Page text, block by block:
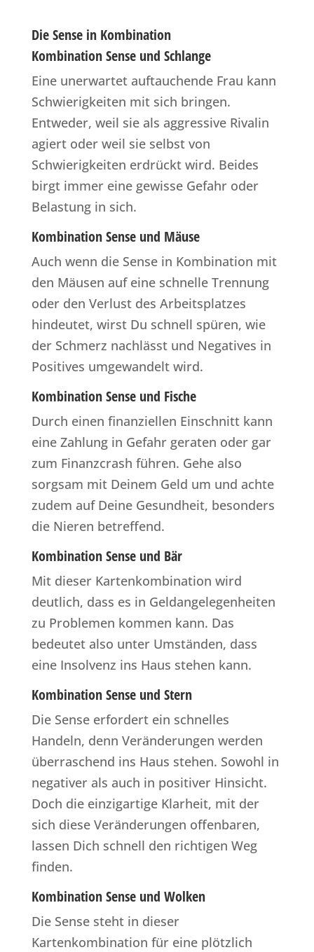
Die Sense in Kombination
Kombination Sense und Schlange
Eine unerwartet auftauchende Frau kann
Schwierigkeiten mit sich bringen.
Entweder, weil sie als aggressive Rivalin
agiert oder weil sie selbst von
Schwierigkeiten erdrückt wird. Beides
birgt immer eine gewisse Gefahr oder
Belastung in sich.
Kombination Sense und Mäuse
Auch wenn die Sense in Kombination mit
den Mäusen auf eine schnelle Trennung
oder den Verlust des Arbeitsplatzes
hindeutet, wirst Du schnell spüren, wie
der Schmerz nachlässt und Negatives in
Positives umgewandelt wird.
Kombination Sense und Fische
Durch einen finanziellen Einschnitt kann
eine Zahlung in Gefahr geraten oder gar
zum Finanzcrash führen. Gehe also
sorgsam mit Deinem Geld um und achte
zudem auf Deine Gesundheit, besonders
die Nieren betreffend.
Kombination Sense und Bär
Mit dieser Kartenkombination wird
deutlich, dass es in Geldangelegenheiten
zu Problemen kommen kann. Das
bedeutet also unter Umständen, dass
eine Insolvenz ins Haus stehen kann.
Kombination Sense und Stern
Die Sense erfordert ein schnelles
Handeln, denn Veränderungen werden
überraschend ins Haus stehen. Sowohl in
negativer als auch in positiver Hinsicht.
Doch die einzigartige Klarheit, mit der
sich diese Veränderungen offenbaren,
lassen Dich schnell den richtigen Weg
finden.
Kombination Sense und Wolken
Die Sense steht in dieser
Kartenkombination für eine plötzlich